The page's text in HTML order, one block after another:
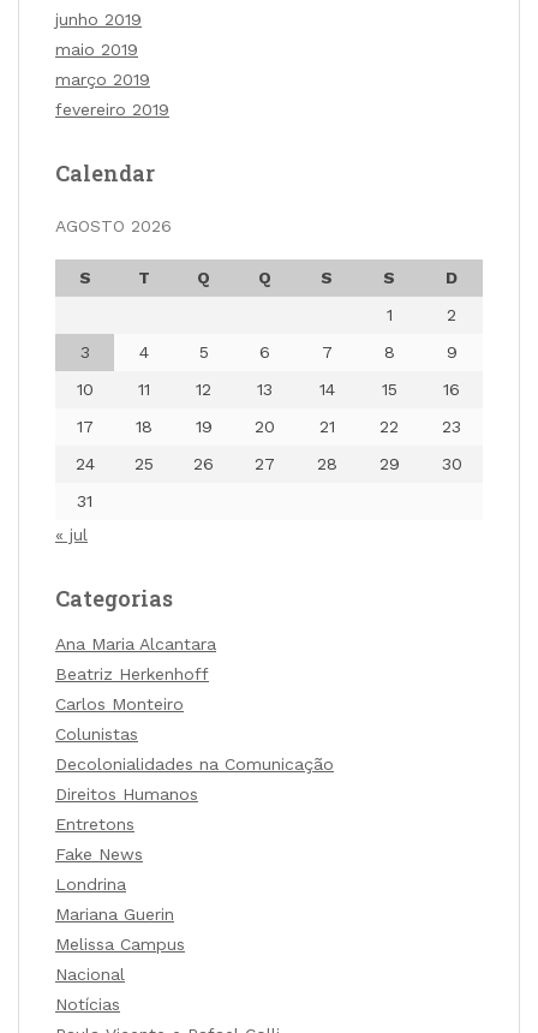
junho 2019
maio 2019
março 2019
fevereiro 2019
Calendar
AGOSTO 2026
S T Q Q S S
D
1
2
3
4 5 6 7 8
9
10
11 12 13 14 15
16
17
18 19 20 21 22
23
24
25 26 27 28 29
30
31
« jul
Categorias
Ana Maria Alcantara
Beatriz Herkenhoff
Carlos Monteiro
Colunistas
Decolonialidades na Comunicação
Direitos Humanos
Entretons
Fake News
Londrina
Mariana Guerin
Melissa Campus
Nacional
Notícias